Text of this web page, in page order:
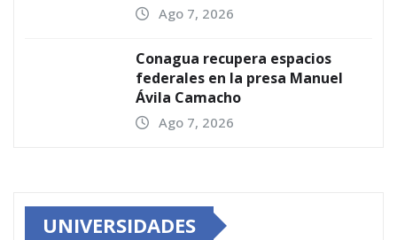
Ago 7, 2026
Conagua recupera espacios
federales en la presa Manuel
Ávila Camacho
Ago 7, 2026
UNIVERSIDADES